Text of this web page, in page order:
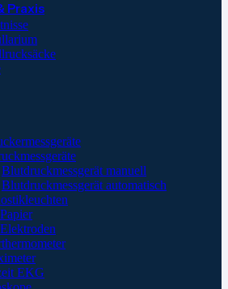
Praxis
Blutdruckmessgerät manuell
Blutdruckmessgerät automatisch
EKG